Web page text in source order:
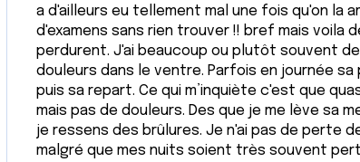
a d'ailleurs eu tellement mal une fois qu'on la
d'examens sans rien trouver !! bref mais voila
perdurent. J'ai beaucoup ou plutôt souvent
douleurs dans le ventre. Parfois en journée
puis sa repart. Ce qui m’inquiète c'est que
mais pas de douleurs. Des que je me lève sa
je ressens des brûlures. Je n'ai pas de perte
malgré que mes nuits soient très souvent